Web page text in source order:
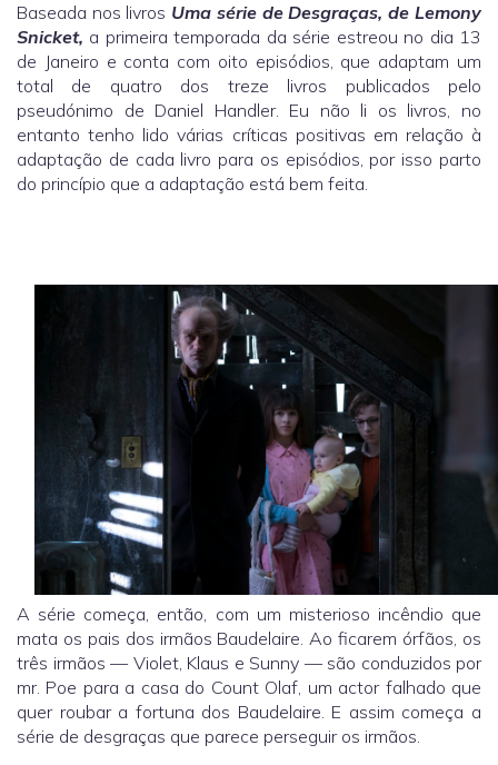
Baseada nos livros Uma série de Desgraças, de Lemony
Snicket, a primeira temporada da série estreou no dia 13
de Janeiro e conta com oito episódios, que adaptam um
total de quatro dos treze livros publicados pelo
pseudónimo de Daniel Handler. Eu não li os livros, no
entanto tenho lido várias críticas positivas em relação à
adaptação de cada livro para os episódios, por isso parto
do princípio que a adaptação está bem feita.
A série começa, então, com um misterioso incêndio que
mata os pais dos irmãos Baudelaire. Ao ficarem órfãos, os
três irmãos — Violet, Klaus e Sunny — são conduzidos por
mr. Poe para a casa do Count Olaf, um actor falhado que
quer roubar a fortuna dos Baudelaire. E assim começa a
série de desgraças que parece perseguir os irmãos.